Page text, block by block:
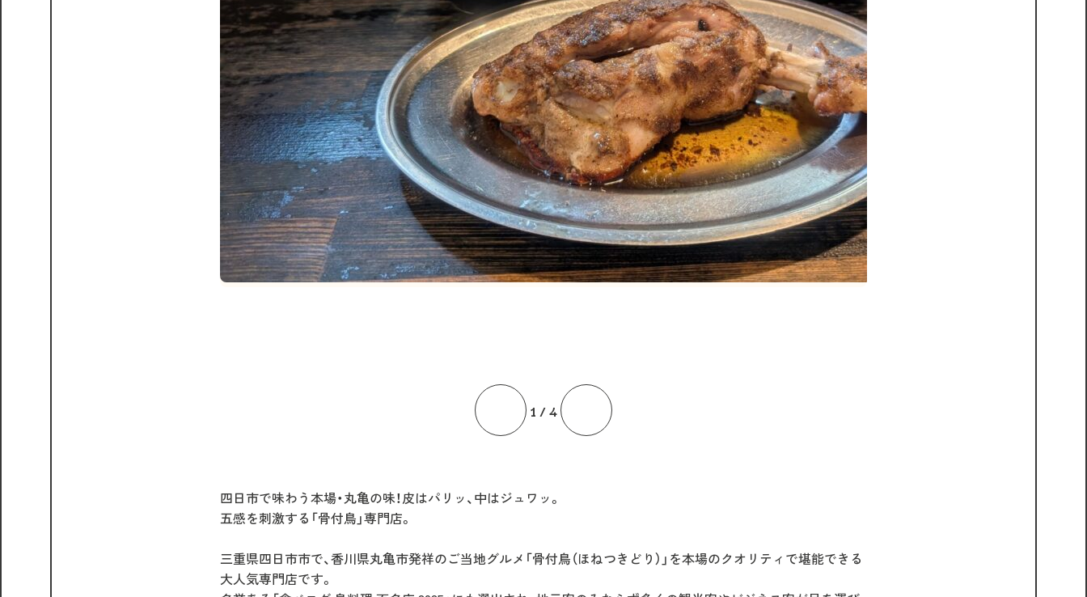
1/4
四日市で味わう本場・丸亀の味！皮はパリッ、中はジュワッ。
五感を刺激する「骨付鳥」専門店。
三重県四日市市で、香川県丸亀市発祥のご当地グルメ「骨付鳥（ほねつきどり）」を本場のクオリティで堪能できる
大人気専門店です。